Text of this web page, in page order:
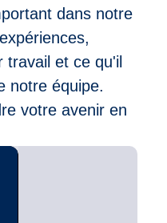
dans notre
travail et ce qu'il
notre équipe.
votre avenir en